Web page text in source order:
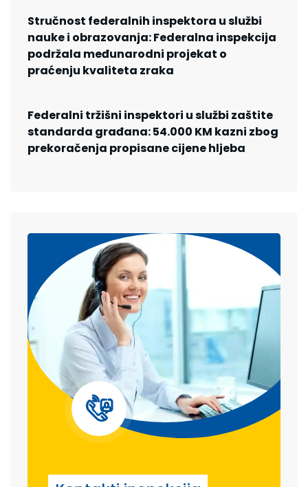
Stručnost federalnih inspektora u službi
nauke i obrazovanja: Federalna inspekcija
podržala međunarodni projekat o
praćenju kvaliteta zraka
Federalni tržišni inspektori u službi zaštite
standarda građana: 54.000 KM kazni zbog
prekoračenja propisane cijene hljeba